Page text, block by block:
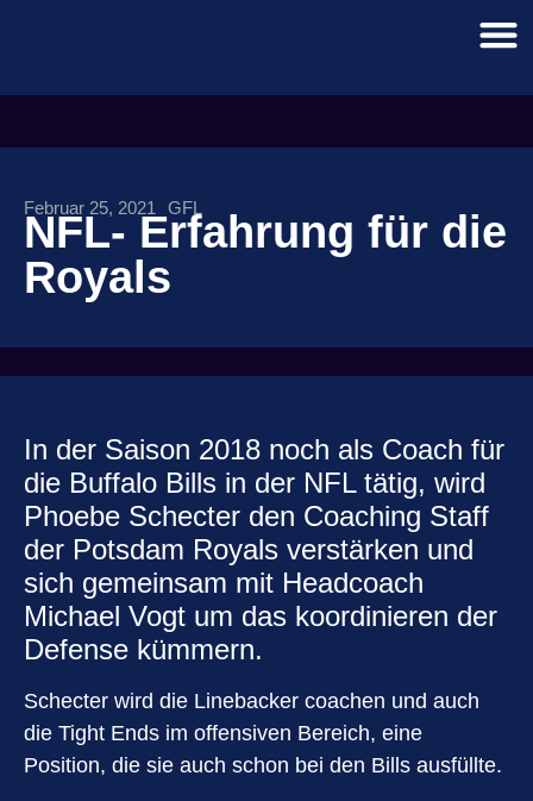
Februar 25, 2021 GFL
NFL- Erfahrung für die
Royals
In der Saison 2018 noch als Coach für
die Buffalo Bills in der NFL tätig, wird
Phoebe Schecter den Coaching Staff
der Potsdam Royals verstärken und
sich gemeinsam mit Headcoach
Michael Vogt um das koordinieren der
Defense kümmern.
Schecter wird die Linebacker coachen und auch
die Tight Ends im offensiven Bereich, eine
Position, die sie auch schon bei den Bills ausfüllte.